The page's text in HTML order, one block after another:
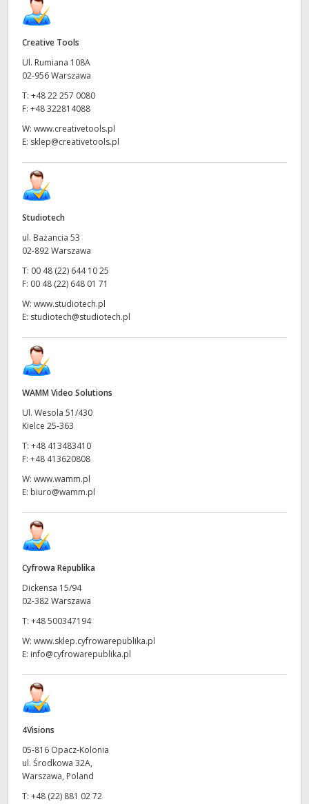
Creative Tools
Ul. Rumiana 108A
02-956 Warszawa
T: +48 22 257 0080
F: +48 322814088
W: www.creativetools.pl
E: sklep@creativetools.pl
Studiotech
ul. Bażancia 53
02-892 Warszawa
T: 00 48 (22) 644 10 25
F: 00 48 (22) 648 01 71
W: www.studiotech.pl
E: studiotech@studiotech.pl
WAMM Video Solutions
Ul. Wesola 51/430
Kielce 25-363
T: +48 413483410
F: +48 413620808
W: www.wamm.pl
E: biuro@wamm.pl
Cyfrowa Republika
Dickensa 15/94
02-382 Warszawa
T: +48 500347194
W: www.sklep.cyfrowarepublika.pl
E: info@cyfrowarepublika.pl
4Visions
05-816 Opacz-Kolonia
ul. Środkowa 32A,
Warszawa, Poland
T: +48 (22) 881 02 72